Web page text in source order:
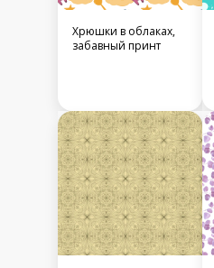
Хрюшки в облаках,
забавный принт